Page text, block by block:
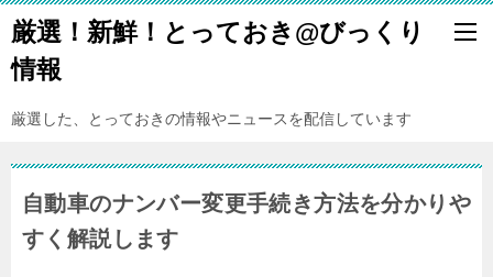
厳選！新鮮！とっておき@びっくり
情報
厳選した、とっておきの情報やニュースを配信しています
自動車のナンバー変更手続き方法を分かりや
すく解説します